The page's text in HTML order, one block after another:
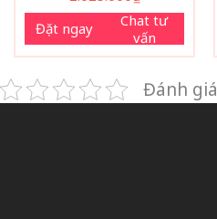
Đặt ngay
Chat tư
vấn
Đánh giá